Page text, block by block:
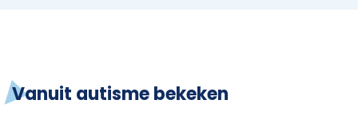
Vanuit autisme bekeken